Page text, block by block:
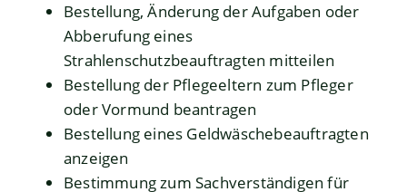
Bestellung, Änderung der Aufgaben oder
Abberufung eines
Strahlenschutzbeauftragten mitteilen
Bestellung der Pflegeeltern zum Pfleger
oder Vormund beantragen
Bestellung eines Geldwäschebeauftragten
anzeigen
Bestimmung zum Sachverständigen für